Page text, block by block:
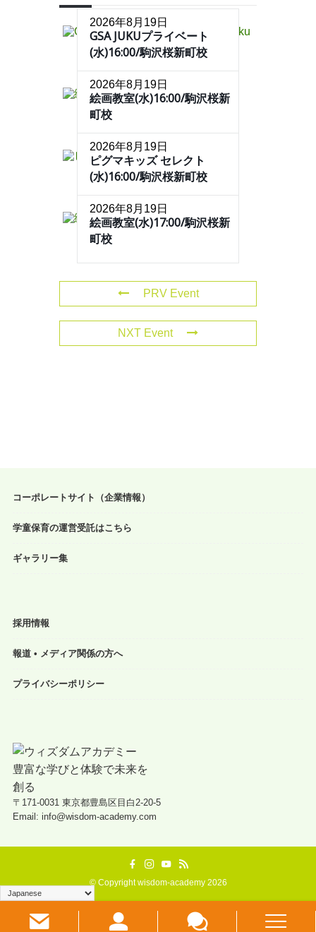
2026年8月19日
GSA JUKUプライベート
(水)16:00/駒沢桜新町校
2026年8月19日
絵画教室(水)16:00/駒沢桜新
町校
2026年8月19日
ピグマキッズ セレクト
(水)16:00/駒沢桜新町校
2026年8月19日
絵画教室(水)17:00/駒沢桜新
町校
PRV Event
NXT Event
コーポレートサイト（企業情報）
学童保育の運営受託はこちら
ギャラリー集
採用情報
報道 • メディア関係の方へ
プライバシーポリシー
〒171-0031 東京都豊島区目白2-20-5
Email: info@wisdom-academy.com
©Copyright wisdom-academy 2026